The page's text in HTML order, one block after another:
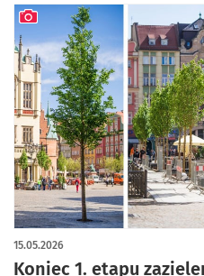
Koniec 1. etapu
15.05.2026
artykuł z galerią zdjęć